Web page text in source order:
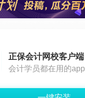
正保会计网校客户端
会计学员都在用的app